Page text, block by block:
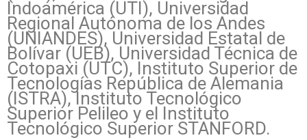
Indoamérica (UTI), Universidad
Regional Autónoma de los Andes
(UNIANDES), Universidad Estatal de
Bolívar (UEB), Universidad Técnica de
Cotopaxi (UTC), Instituto Superior de
Tecnologías República de Alemania
(ISTRA), Instituto Tecnológico
Superior Pelileo y el Instituto
Tecnológico Superior STANFORD.